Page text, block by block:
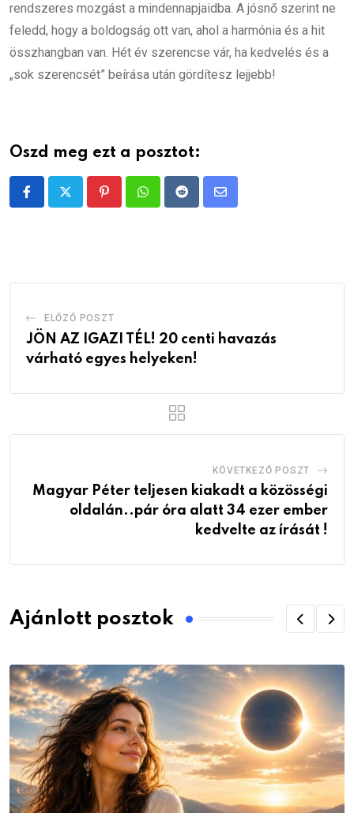
rendszeres mozgást a mindennapjaidba. A jósnő szerint ne
feledd, hogy a boldogság ott van, ahol a harmónia és a hit
összhangban van. Hét év szerencse vár, ha kedvelés és a
„sok szerencsét” beírása után gördítesz lejjebb!
Oszd meg ezt a posztot:
PinterestWhatsappRedditShare
ELŐZŐ POSZT
JÖN AZ IGAZI TÉL! 20 centi havazás
várható egyes helyeken!
KÖVETKEZŐ POSZT
Magyar Péter teljesen kiakadt a közösségi
oldalán..pár óra alatt 34 ezer ember
kedvelte az írását !
Ajánlott posztok